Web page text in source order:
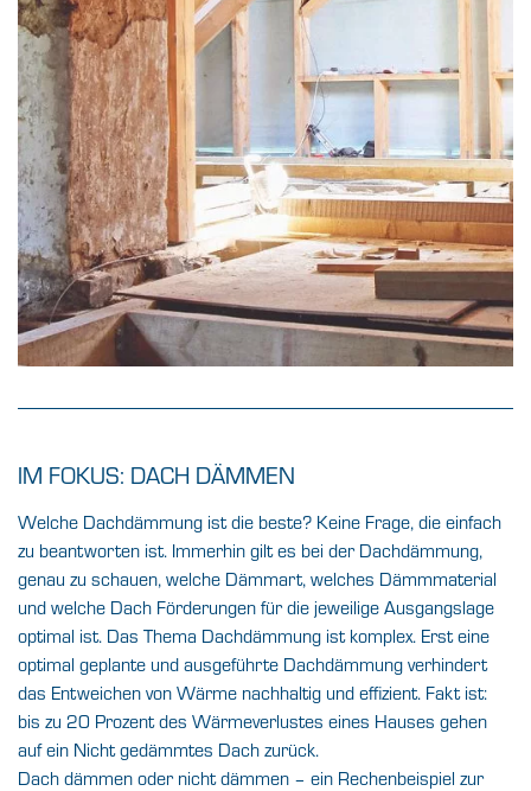
IM FOKUS: DACH DÄMMEN
Welche Dachdämmung ist die beste? Keine Frage, die einfach
zu beantworten ist. Immerhin gilt es bei der Dachdämmung,
genau zu schauen, welche Dämmart, welches Dämmmaterial
und welche Dach Förderungen für die jeweilige Ausgangslage
optimal ist. Das Thema Dachdämmung ist komplex. Erst eine
optimal geplante und ausgeführte Dachdämmung verhindert
das Entweichen von Wärme nachhaltig und effizient. Fakt ist:
bis zu 20 Prozent des Wärmeverlustes eines Hauses gehen
auf ein Nicht gedämmtes Dach zurück.
Dach dämmen oder nicht dämmen – ein Rechenbeispiel zur